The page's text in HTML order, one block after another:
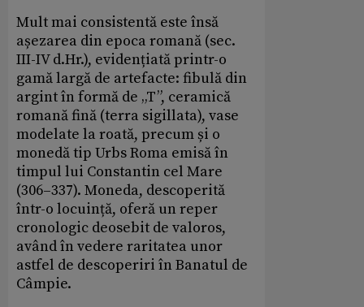
Mult mai consistentă este însă
așezarea din epoca romană (sec.
III-IV d.Hr.), evidențiată printr-o
gamă largă de artefacte: fibulă din
argint în formă de „T”, ceramică
romană fină (terra sigillata), vase
modelate la roată, precum și o
monedă tip Urbs Roma emisă în
timpul lui Constantin cel Mare
(306–337). Moneda, descoperită
într-o locuință, oferă un reper
cronologic deosebit de valoros,
având în vedere raritatea unor
astfel de descoperiri în Banatul de
Câmpie.